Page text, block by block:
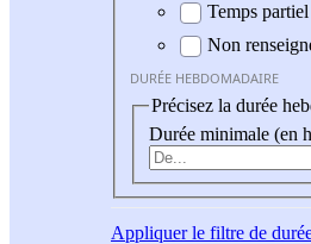
Temps partiel
Non
DURÉE HEBDOMADAIRE
Précisez la durée
Durée minimale (en
Appliquerle filtre de